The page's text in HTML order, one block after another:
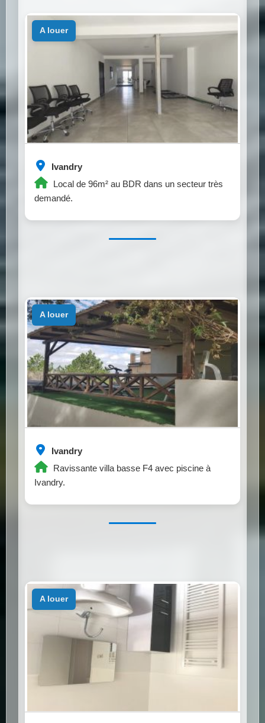
Ivandry
Local de 96m² au BDR dans un secteur très
demandé.
a louer
Ivandry
Ravissante villa basse F4 avec piscine à
Ivandry.
a louer
a louer